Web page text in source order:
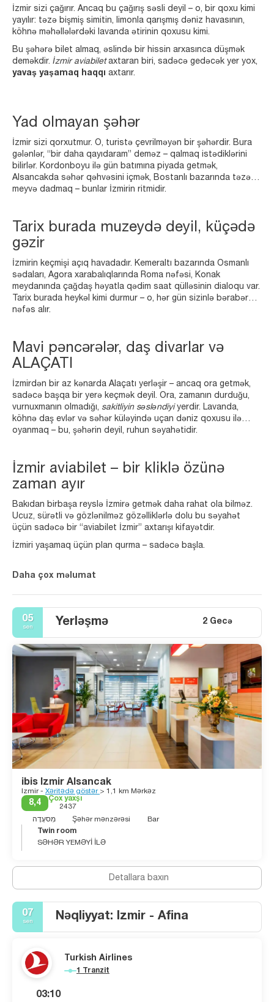
İzmir sizi çağırır. Ancaq bu çağırış səsli deyil – o, bir qoxu kimi
yayılır: təzə bişmiş simitin, limonla qarışmış dəniz havasının,
köhnə məhəllələrdəki lavanda ətirinin qoxusu kimi.
Bu şəhərə bilet almaq, əslində bir hissin arxasınca düşmək
deməkdir. İzmir aviabiletaxtaran biri, sadəcə gedəcək yer yox,
yavaş yaşamaq haqqı axtarır.
Yad olmayan şəhər
İzmir sizi qorxutmur. O, turistə çevrilməyən bir şəhərdir. Bura
gələnlər, “bir daha qayıdaram” deməz – qalmaq istədiklərini
bilirlər. Kordonboyu ilə gün batımına piyada getmək,
Alsancakda səhər qəhvəsini içmək, Bostanlı bazarında təzə
meyvə dadmaq – bunlar İzmirin ritmidir.
Tarix burada muzeydə deyil, küçədə
gəzir
İzmirin keçmişi açıq havadadır. Kemeraltı bazarında Osmanlı
sədaları, Agora xarabalıqlarında Roma nəfəsi, Konak
meydanında çağdaş həyatla qədim saat qülləsinin dialoqu var.
Tarix burada heykəl kimi durmur – o, hər gün sizinlə bərabər
nəfəs alır.
Mavi pəncərələr, daş divarlar və
ALAÇATI
İzmirdən bir az kənarda Alaçatı yerləşir – ancaq ora getmək,
sadəcə başqa bir yerə keçmək deyil. Ora, zamanın durduğu,
vurnuxmanın olmadığı, sakitliyin səsləndiyiyerdir. Lavanda,
köhnə daş evlər və səhər küləyində uçan dəniz qoxusu ilə
oyanmaq – bu, şəhərin deyil, ruhun səyahətidir.
İzmir aviabilet – bir kliklə özünə
zaman ayır
Bakıdan birbaşa reyslə İzmirə getmək daha rahat ola bilməz.
Ucuz, sürətli və gözlənilməz gözəlliklərlə dolu bu səyahət
üçün sadəcə bir “aviabilet İzmir” axtarışı kifayətdir.
İzmiri yaşamaq üçün plan qurma – sadəcə başla.
Daha çox məlumat
05
sen Yerləşmə 2 Gecə
ibis Izmir Alsancak
Izmir - Xəritədə göstər > 1,1 km Mərkəz
8,4
Çox yaxşı
2437
מִסעָדָה
Şəhər mənzərəsi
Bar
Twin room
SƏHƏR YEMƏYİ İLƏ
Detallara baxın
07
sen Nəqliyyat: Izmir - Afina
Turkish Airlines
1 Tranzit
03:10